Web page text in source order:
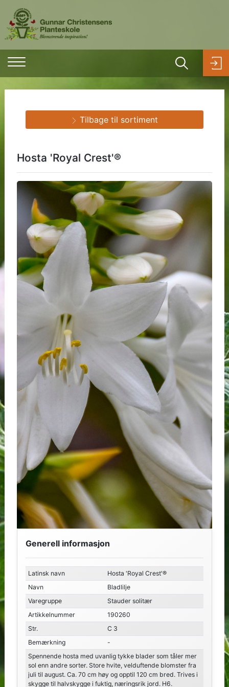
Hosta 'Royal Crest'®
Generell informasjon
Latinsk navn
Hosta 'Royal Crest'®
Navn
Bladlilje
Varegruppe
Stauder solitær
Artikkelnummer
190260
Str.
C 3
Bemærkning
-
Spennende hosta med uvanlig tykke blader som tåler mer
sol enn andre sorter. Store hvite, velduftende blomster fra
juli til august. Ca. 70 cm høy og opptil 120 cm bred. Trives i
skygge til halvskygge i fuktig, næringsrik jord. H6.
Tilbage til sortiment